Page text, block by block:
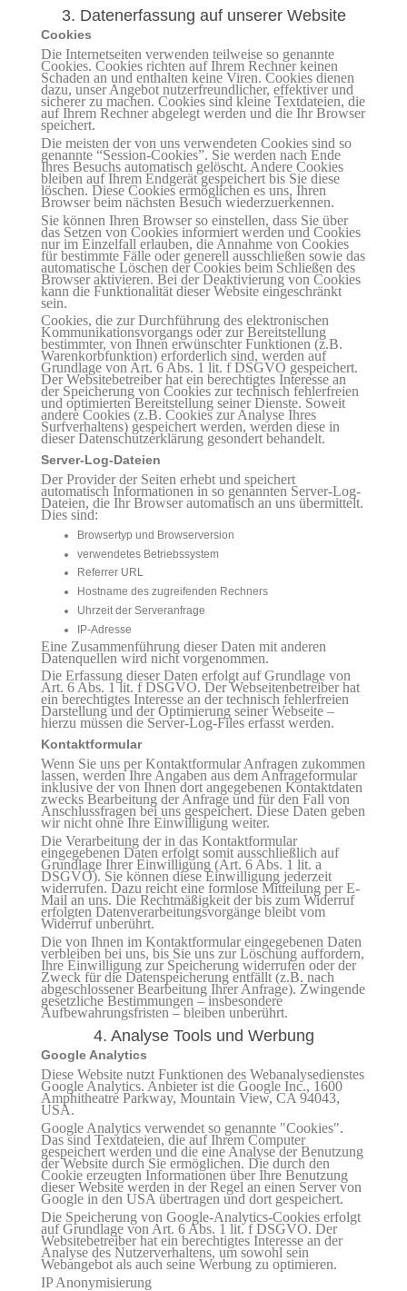
3. Datenerfassung auf unserer Website
Cookies
Die Internetseiten verwenden teilweise so genannte
Cookies. Cookies richten auf Ihrem Rechner keinen
Schaden an und enthalten keine Viren. Cookies dienen
dazu, unser Angebot nutzerfreundlicher, effektiver und
sicherer zu machen. Cookies sind kleine Textdateien, die
auf Ihrem Rechner abgelegt werden und die Ihr Browser
speichert.
Die meisten der von uns verwendeten Cookies sind so
genannte “Session-Cookies”. Sie werden nach Ende
Ihres Besuchs automatisch gelöscht. Andere Cookies
bleiben auf Ihrem Endgerät gespeichert bis Sie diese
löschen. Diese Cookies ermöglichen es uns, Ihren
Browser beim nächsten Besuch wiederzuerkennen.
Sie können Ihren Browser so einstellen, dass Sie über
das Setzen von Cookies informiert werden und Cookies
nur im Einzelfall erlauben, die Annahme von Cookies
für bestimmte Fälle oder generell ausschließen sowie das
automatische Löschen der Cookies beim Schließen des
Browser aktivieren. Bei der Deaktivierung von Cookies
kann die Funktionalität dieser Website eingeschränkt
sein.
Cookies, die zur Durchführung des elektronischen
Kommunikationsvorgangs oder zur Bereitstellung
bestimmter, von Ihnen erwünschter Funktionen (z.B.
Warenkorbfunktion) erforderlich sind, werden auf
Grundlage von Art. 6 Abs. 1 lit. f DSGVO gespeichert.
Der Websitebetreiber hat ein berechtigtes Interesse an
der Speicherung von Cookies zur technisch fehlerfreien
und optimierten Bereitstellung seiner Dienste. Soweit
andere Cookies (z.B. Cookies zur Analyse Ihres
Surfverhaltens) gespeichert werden, werden diese in
dieser Datenschutzerklärung gesondert behandelt.
Server-Log-Dateien
Der Provider der Seiten erhebt und speichert
automatisch Informationen in so genannten Server-Log-
Dateien, die Ihr Browser automatisch an uns übermittelt.
Dies sind:
Browsertyp und Browserversion
verwendetes Betriebssystem
Referrer URL
Hostname des zugreifenden Rechners
Uhrzeit der Serveranfrage
IP-Adresse
Eine Zusammenführung dieser Daten mit anderen
Datenquellen wird nicht vorgenommen.
Die Erfassung dieser Daten erfolgt auf Grundlage von
Art. 6 Abs. 1 lit. f DSGVO. Der Webseitenbetreiber hat
ein berechtigtes Interesse an der technisch fehlerfreien
Darstellung und der Optimierung seiner Webseite –
hierzu müssen die Server-Log-Files erfasst werden.
Kontaktformular
Wenn Sie uns per Kontaktformular Anfragen zukommen
lassen, werden Ihre Angaben aus dem Anfrageformular
inklusive der von Ihnen dort angegebenen Kontaktdaten
zwecks Bearbeitung der Anfrage und für den Fall von
Anschlussfragen bei uns gespeichert. Diese Daten geben
wir nicht ohne Ihre Einwilligung weiter.
Die Verarbeitung der in das Kontaktformular
eingegebenen Daten erfolgt somit ausschließlich auf
Grundlage Ihrer Einwilligung (Art. 6 Abs. 1 lit. a
DSGVO). Sie können diese Einwilligung jederzeit
widerrufen. Dazu reicht eine formlose Mitteilung per E-
Mail an uns. Die Rechtmäßigkeit der bis zum Widerruf
erfolgten Datenverarbeitungsvorgänge bleibt vom
Widerruf unberührt.
Die von Ihnen im Kontaktformular eingegebenen Daten
verbleiben bei uns, bis Sie uns zur Löschung auffordern,
Ihre Einwilligung zur Speicherung widerrufen oder der
Zweck für die Datenspeicherung entfällt (z.B. nach
abgeschlossener Bearbeitung Ihrer Anfrage). Zwingende
gesetzliche Bestimmungen – insbesondere
Aufbewahrungsfristen – bleiben unberührt.
4. Analyse Tools und Werbung
Google Analytics
Diese Website nutzt Funktionen des Webanalysedienstes
Google Analytics. Anbieter ist die Google Inc., 1600
Amphitheatre Parkway, Mountain View, CA 94043,
USA.
Google Analytics verwendet so genannte "Cookies".
Das sind Textdateien, die auf Ihrem Computer
gespeichert werden und die eine Analyse der Benutzung
der Website durch Sie ermöglichen. Die durch den
Cookie erzeugten Informationen über Ihre Benutzung
dieser Website werden in der Regel an einen Server von
Google in den USA übertragen und dort gespeichert.
Die Speicherung von Google-Analytics-Cookies erfolgt
auf Grundlage von Art. 6 Abs. 1 lit. f DSGVO. Der
Websitebetreiber hat ein berechtigtes Interesse an der
Analyse des Nutzerverhaltens, um sowohl sein
Webangebot als auch seine Werbung zu optimieren.
IP Anonymisierung